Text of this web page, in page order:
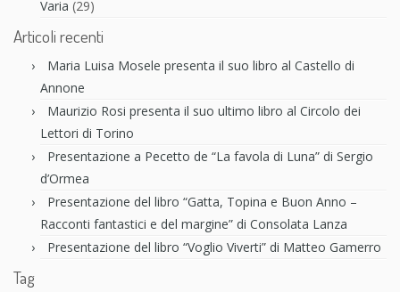
Varia (29)
Articoli recenti
Maria Luisa Mosele presenta il suo libro al Castello di
Annone
Maurizio Rosi presenta il suo ultimo libro al Circolo dei
Lettori di Torino
Presentazione a Pecetto de “La favola di Luna” di Sergio
d’Ormea
Presentazione del libro “Gatta, Topina e Buon Anno –
Racconti fantastici e del margine” di Consolata Lanza
Presentazione del libro “Voglio Viverti” di Matteo Gamerro
Tag